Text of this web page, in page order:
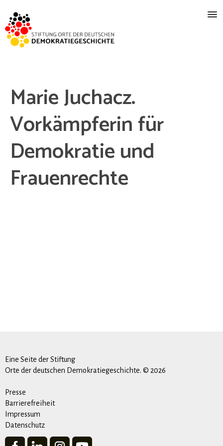
Marie Juchacz.
Vorkämpferin für
Demokratie und
Frauenrechte
Eine Seite der Stiftung
Orte der deutschen Demokratiegeschichte. © 2026
Presse
Barrierefreiheit
Impressum
Datenschutz